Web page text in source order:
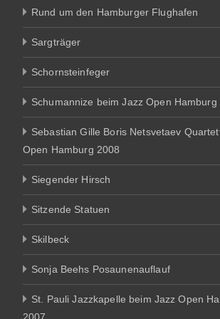
Rund um den Hamburger Flughafen
Sargträger
Schornsteinfeger
Schumannize beim Jazz Open Hamburg
Sebastian Gille Boris Netsvetaev
Open Hamburg 2008
Siegender Hirsch
Sitzende Statuen
Skilbeck
Sonja Beehs Posaunenauflauf
St. Pauli Jazzkapelle beim Jazz Open